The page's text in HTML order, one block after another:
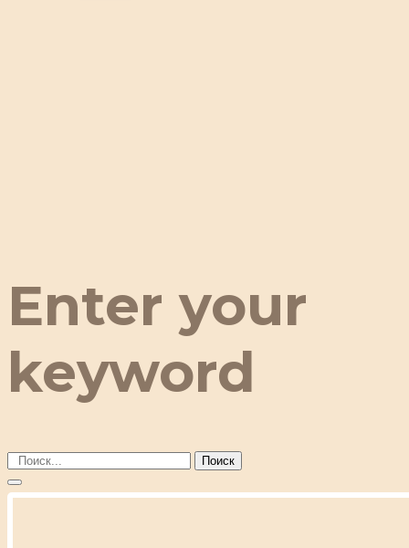
Enter your
keyword
Поиск